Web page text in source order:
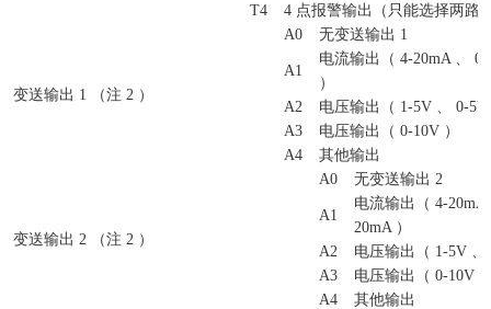
T4
4 点报警输出（只能选择两路
变送输出 1 （注 2 ）
A0 无变送输出 1
A1
电流输出（ 4-20mA 、
）
A2
电压输出（ 1-5V 、 0-5V
A3
电压输出（ 0-10V ）
A4
其他输出
变送输出 2 （注 2 ）
A0 无变送输出 2
A1
电流输出（ 4-20mA
20mA ）
A2
电压输出（ 1-5V 、
A3
电压输出（ 0-10V
A4
其他输出